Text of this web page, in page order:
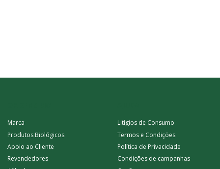
Marca
Produtos Biológicos
Apoio ao Cliente
Revendedores
Litígios de Consumo
Termos e Condições
Política de Privacidade
Condições de campanhas